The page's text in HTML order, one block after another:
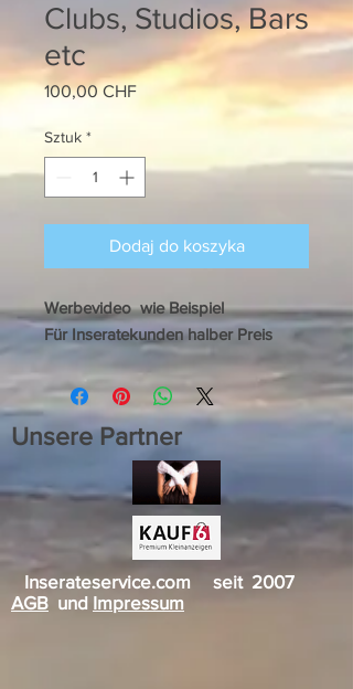
Clubs, Studios, Bars
etc
100,00 CHFCena
Sztuk *
Dodaj do koszyka
Werbevideo wie Beispiel
Für Inseratekunden halber Preis
Unsere Partner
Inserateservice.com seit 2007
AGB und Impressum